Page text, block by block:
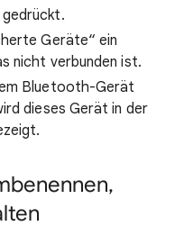
gedrückt.
Geräte“ ein
nicht verbunden ist.
Bluetooth-Gerät
dieses Gerät in der